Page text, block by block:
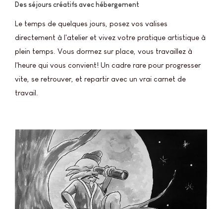
Des séjours créatifs avec hébergement
Le temps de quelques jours, posez vos valises
directement à l'atelier et vivez votre pratique artistique à
plein temps. Vous dormez sur place, vous travaillez à
l'heure qui vous convient! Un cadre rare pour progresser
vite, se retrouver, et repartir avec un vrai carnet de
travail.